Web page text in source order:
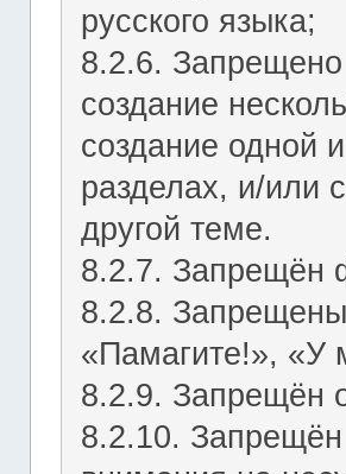
русского языка;
8.2.6.
создание
создание одной
разделах, и/или
другой теме.
8.2.7. Запрещён
8.2.8.
«Памагите!», «У
8.2.9. Запрещён
8.2.10. Запрещён